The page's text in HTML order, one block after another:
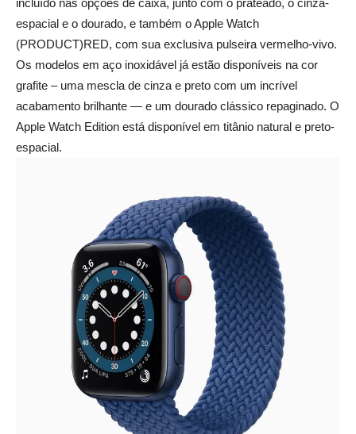
incluído nas opções de caixa, junto com o prateado, o cinza-
espacial e o dourado, e também o Apple Watch
(PRODUCT)RED, com sua exclusiva pulseira vermelho-vivo.
Os modelos em aço inoxidável já estão disponíveis na cor
grafite – uma mescla de cinza e preto com um incrível
acabamento brilhante — e um dourado clássico repaginado. O
Apple Watch Edition está disponível em titânio natural e preto-
espacial.